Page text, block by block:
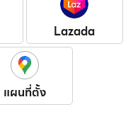
Lazada
แผนที่ตั้ง